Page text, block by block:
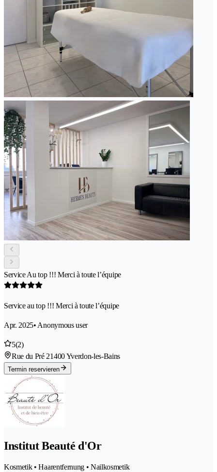
Service Au top !!! Merci à toute l’équipe
Service au top !!! Merci à toute l’équipe
Apr. 2025• Anonymous user
5(2)
Rue du Pré 21400 Yverdon-les-Bains
Termin reservieren
Institut Beauté d'Or
Kosmetik • Haarentfernung • Nailkosmetik